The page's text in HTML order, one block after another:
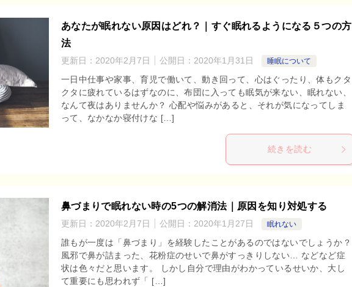
あなたが眠れない原因はどれ？｜すぐ眠れるようになる５つの方
法
更新日： 2020年2月7日 公開日： 2020年1月31日 睡眠について
一日中仕事や家事、育児で働いて、動き回って、心はぐったり、体もクタ
クタに疲れているはずなのに、布団に入っても眠気が来ない、眠れない、
なんて夜はありませんか？ 心配や悩みがあると、それが気になってしま
って、なかなか寝付けな […]
続きを読む
鼻づまりで眠れない時の5つの解消法｜原因を知り対処する
更新日： 2020年2月7日 公開日： 2020年1月27日 眠れない
誰もが一度は「鼻づまり」を経験したことがあるのではないでしょうか？
風邪で鼻が詰まった、花粉症のせいで鼻がすっきりしない… などなど症
状は色々だと思います。 しかし自分で理由がわかっているせいか、大し
て重要にも思われず「 […]